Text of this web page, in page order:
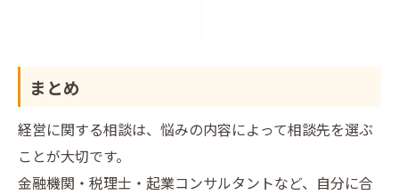
まとめ
経営に関する相談は、悩みの内容によって相談先を選ぶ
ことが大切です。
金融機関・税理士・起業コンサルタントなど、自分に合